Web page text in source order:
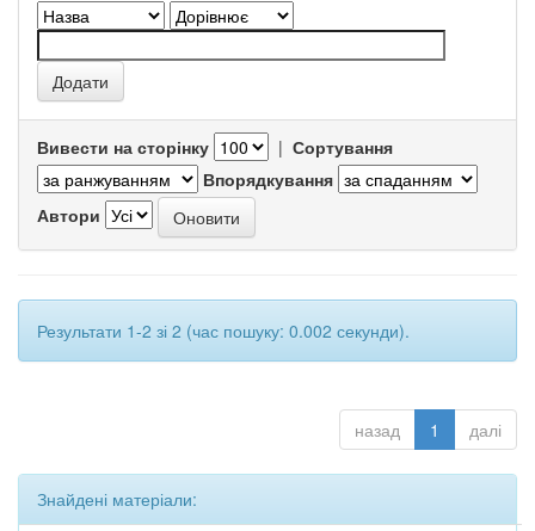
Вивести на сторінку | Сортування
Впорядкування
Автори
Результати 1-2 зі 2 (час пошуку: 0.002 секунди).
назад 1 далі
Знайдені матеріали: